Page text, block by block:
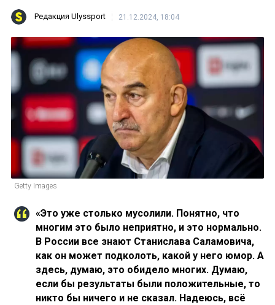
Редакция Ulyssport 21.12.2024, 18:04
Getty Images
«Это уже столько мусолили. Понятно, что
многим это было неприятно, и это нормально.
В России все знают Станислава Саламовича,
как он может подколоть, какой у него юмор. А
здесь, думаю, это обидело многих. Думаю,
если бы результаты были положительные, то
никто бы ничего и не сказал. Надеюсь, всё